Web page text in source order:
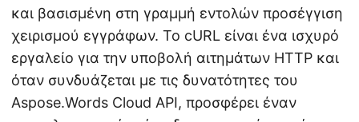
και βασισμένη στη γραμμή εντολών προσέγγιση
χειρισμού εγγράφων. Το cURL είναι ένα ισχυρό
εργαλείο για την υποβολή αιτημάτων HTTP και
όταν συνδυάζεται με τις δυνατότητες του
Aspose.Words Cloud API, προσφέρει έναν